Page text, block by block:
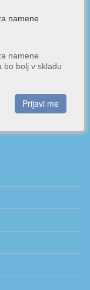
namene
namene
bo bolj v skladu
Prijavi me